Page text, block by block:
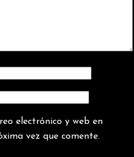
electrónico y web en
vez que comente.